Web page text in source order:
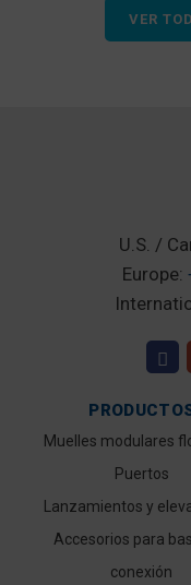
VER
U.S. /
Europe:
Muelles modulares
Puertos
Lanzamientos y
Accesorios para
conexión